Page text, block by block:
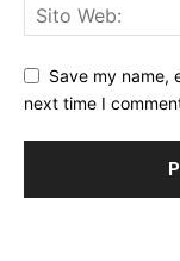
Save my name,
next time I